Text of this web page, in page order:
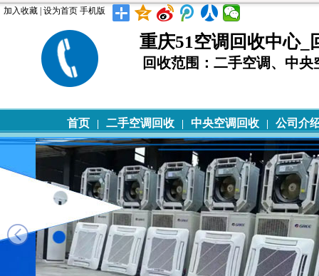
加入收藏 设为首页 手机版
重庆51空调回收中心_
回收范围：二手空调、中
首页 二手空调回收 中央空调回收 公司介